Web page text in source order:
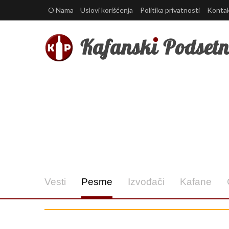
O Nama Uslovi korišćenja Politika privatnosti
Vesti Pesme Izvođači Kafane